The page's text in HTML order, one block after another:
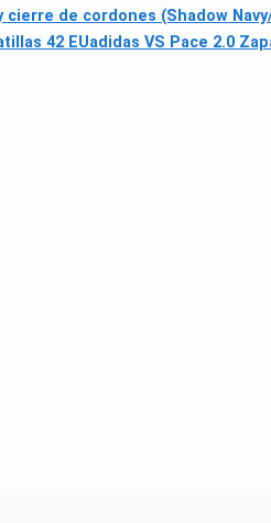
cierre de cordones (Shadow
42 EUadidas VS Pace 2.0